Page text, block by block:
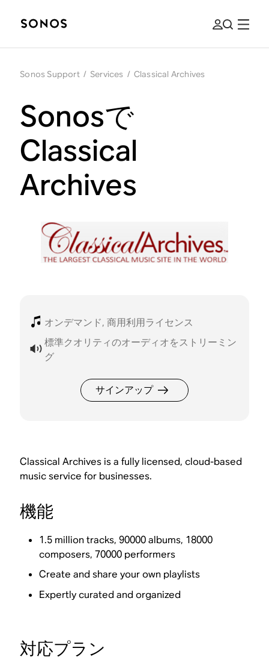
Sonos Support / Services / Classical Archives
Sonosで
Classical
Archives
オンデマンド, 商用利用ライセンス
標準クオリティのオーディオをストリーミン
グ
サインアップ
Classical Archives is a fully licensed, cloud-based
music service for businesses.
機能
1.5 million tracks, 90000 albums, 18000
composers, 70000 performers
Create and share your own playlists
Expertly curated and organized
対応プラン